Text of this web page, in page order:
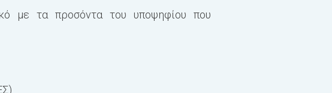
με τα προσόντα του υποψηφίου που